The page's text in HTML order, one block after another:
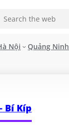
Nội Quảng Ninh
Bí Kíp